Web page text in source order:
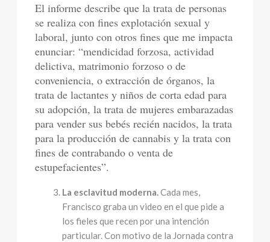
El informe describe que la trata de personas
se realiza con fines explotación sexual y
laboral, junto con otros fines que me impacta
enunciar: “mendicidad forzosa, actividad
delictiva, matrimonio forzoso o de
conveniencia, o extracción de órganos, la
trata de lactantes y niños de corta edad para
su adopción, la trata de mujeres embarazadas
para vender sus bebés recién nacidos, la trata
para la producción de cannabis y la trata con
fines de contrabando o venta de
estupefacientes”.
La esclavitud moderna.Cada mes,
Francisco graba un video en el que pide a
los fieles que recen por una intención
particular. Con motivo de la Jornada contra